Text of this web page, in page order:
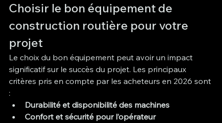
Choisir le bon équipement de
construction routière pour votre
projet
Le choix du bon équipement peut avoir un impact
significatif sur le succès du projet. Les principaux
critères pris en compte par les acheteurs en 2026 sont
:
Durabilité et disponibilité des machines
Confort et sécurité pour l’opérateur